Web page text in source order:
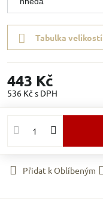
Tabulka velikostí
443 Kč
536 Kč s DPH
Přidat k Oblíbeným